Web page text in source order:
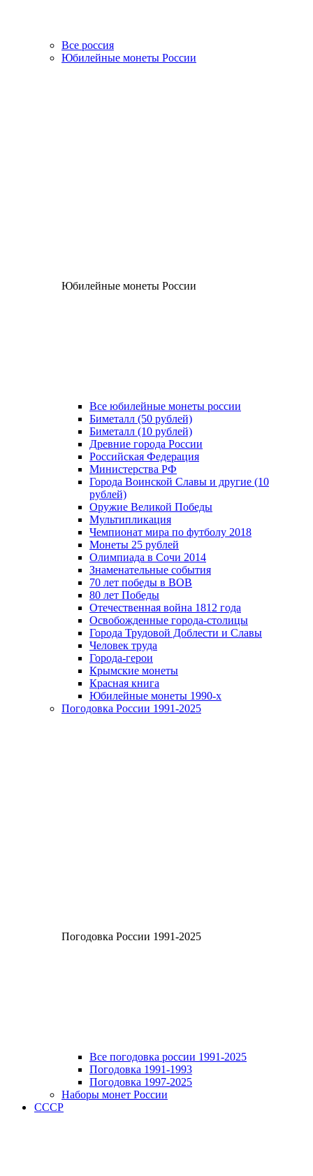
Все россия
Юбилейные монеты России
Юбилейные монеты России
Все юбилейные монеты россии
Биметалл (50 рублей)
Биметалл (10 рублей)
Древние города России
Российская Федерация
Министерства РФ
Города Воинской Славы и другие (10
рублей)
Оружие Великой Победы
Мультипликация
Чемпионат мира по футболу 2018
Монеты 25 рублей
Олимпиада в Сочи 2014
Знаменательные события
70 лет победы в ВОВ
80 лет Победы
Отечественная война 1812 года
Освобожденные города-столицы
Города Трудовой Доблести и Славы
Человек труда
Города-герои
Крымские монеты
Красная книга
Юбилейные монеты 1990-х
Погодовка России 1991-2025
Погодовка России 1991-2025
Все погодовка россии 1991-2025
Погодовка 1991-1993
Погодовка 1997-2025
Наборы монет России
СССР